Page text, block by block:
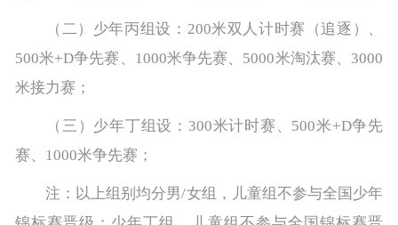
（二）少年丙组设：200米双人计时赛（追逐）、
500米+D争先赛、1000米争先赛、5000米淘汰赛、3000
米接力赛；
（三）少年丁组设：300米计时赛、500米+D争先
赛、1000米争先赛；
注：以上组别均分男/女组，儿童组不参与全国少年